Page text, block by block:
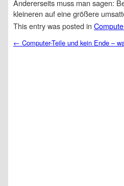
Andererseits muss man sagen:
kleineren auf eine größere
This entry was posted in
Post navigation
← Computer-Teile und kein Ende –